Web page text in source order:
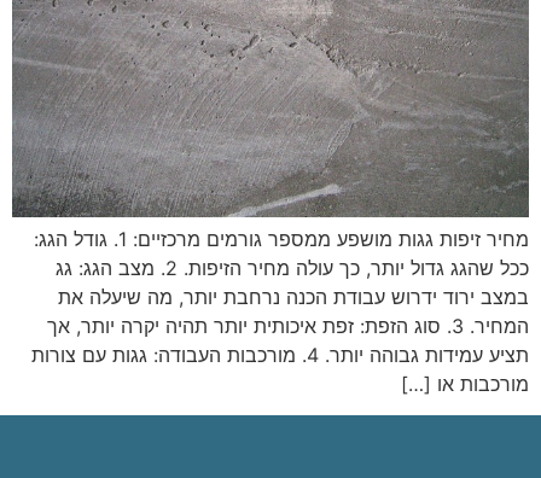
מחיר זיפות גגות מושפע ממספר גורמים מרכזיים: 1. גודל הגג:
ככל שהגג גדול יותר, כך עולה מחיר הזיפות. 2. מצב הגג: גג
במצב ירוד ידרוש עבודת הכנה נרחבת יותר, מה שיעלה את
המחיר. 3. סוג הזפת: זפת איכותית יותר תהיה יקרה יותר, אך
תציע עמידות גבוהה יותר. 4. מורכבות העבודה: גגות עם צורות
מורכבות או […]